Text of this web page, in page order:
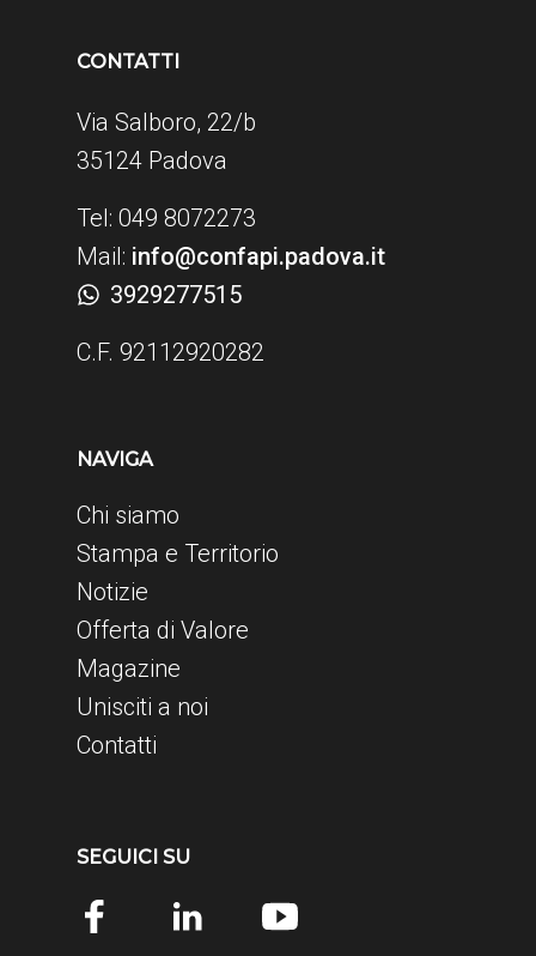
CONTATTI
Via Salboro, 22/b
35124 Padova
Tel: 049 8072273
Mail: info@confapi.padova.it
3929277515
C.F. 92112920282
NAVIGA
Chi siamo
Stampa e Territorio
Notizie
Offerta di Valore
Magazine
Unisciti a noi
Contatti
SEGUICI SU